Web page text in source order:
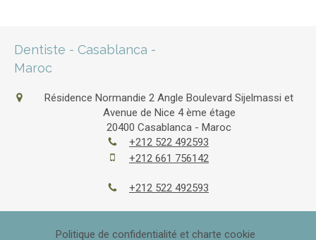
Dentiste - Casablanca -
Maroc
Résidence Normandie 2 Angle Boulevard Sijelmassi et
Avenue de Nice 4 ème étage
20400 Casablanca - Maroc
+212 522 492593
+212 661 756142
+212 522 492593
Politique de confidentialité et charte cookie